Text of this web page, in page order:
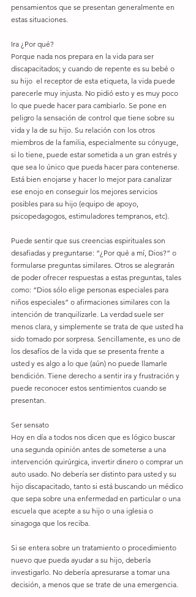
pensamientos que se presentan generalmente en
estas situaciones.
Ira ¿Por qué?
Porque nada nos prepara en la vida para ser
discapacitados; y cuando de repente es su bebé o
su hijo  el receptor de esta etiqueta, la vida puede
parecerle muy injusta. No pidió esto y es muy poco
lo que puede hacer para cambiarlo. Se pone en
peligro la sensación de control que tiene sobre su
vida y la de su hijo. Su relación con los otros
miembros de la familia, especialmente su cónyuge,
si lo tiene, puede estar sometida a un gran estrés y
que sea lo único que pueda hacer para contenerse.
Está bien enojarse y hacer lo mejor para canalizar
ese enojo en conseguir los mejores servicios
posibles para su hijo (equipo de apoyo,
psicopedagogos, estimuladores tempranos, etc).
Puede sentir que sus creencias espirituales son
desafiadas y preguntarse: “¿Por qué a mí, Dios?” o
formularse preguntas similares. Otros se alegrarán
de poder ofrecer respuestas a estas preguntas, tales
como: “Dios sólo elige personas especiales para
niños especiales” o afirmaciones similares con la
intención de tranquilizarle. La verdad suele ser
menos clara, y simplemente se trata de que usted ha
sido tomado por sorpresa. Sencillamente, es uno de
los desafíos de la vida que se presenta frente a
usted y es algo a lo que (aún) no puede llamarle
bendición. Tiene derecho a sentir ira y frustración y
puede reconocer estos sentimientos cuando se
presentan.
Ser sensato
Hoy en día a todos nos dicen que es lógico buscar
una segunda opinión antes de someterse a una
intervención quirúrgica, invertir dinero o comprar un
auto usado. No debería ser distinto para usted y su
hijo discapacitado, tanto si está buscando un médico
que sepa sobre una enfermedad en particular o una
escuela que acepte a su hijo o una iglesia o
sinagoga que los reciba.
Si se entera sobre un tratamiento o procedimiento
nuevo que pueda ayudar a su hijo, debería
investigarlo. No debería apresurarse a tomar una
decisión, a menos que se trate de una emergencia.